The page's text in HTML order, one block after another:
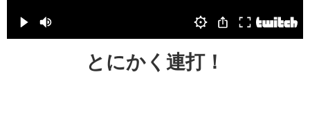
とにかく連打！